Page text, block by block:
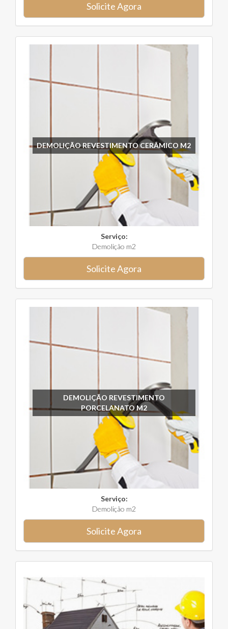
Solicite Agora
DEMOLIÇÃO REVESTIMENTO CERÂMICO M2
Serviço:
Demolição m2
Solicite Agora
DEMOLIÇÃO REVESTIMENTO
PORCELANATO M2
Serviço:
Demolição m2
Solicite Agora